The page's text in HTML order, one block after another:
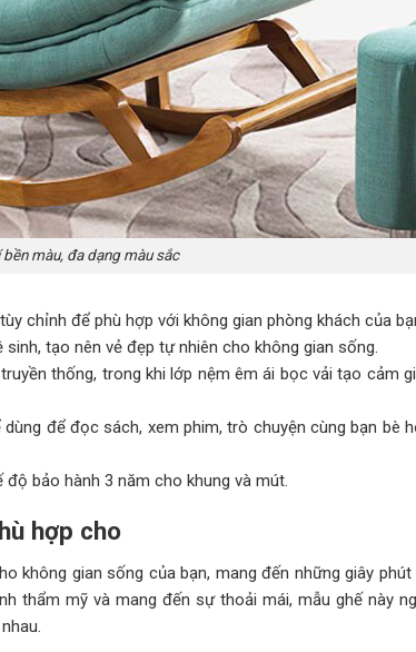
màu, đa dạng màu sắc
chỉnh để phù hợp với không gian phòng khách của
tạo nên vẻ đẹp tự nhiên cho không gian sống.
thống, trong khi lớp nệm êm ái bọc vải tạo cảm
để đọc sách, xem phim, trò chuyện cùng bạn bè
bảo hành 3 năm cho khung và mút.
hợp cho
không gian sống của bạn, mang đến những giây phút
thẩm mỹ và mang đến sự thoải mái, mẫu ghế này